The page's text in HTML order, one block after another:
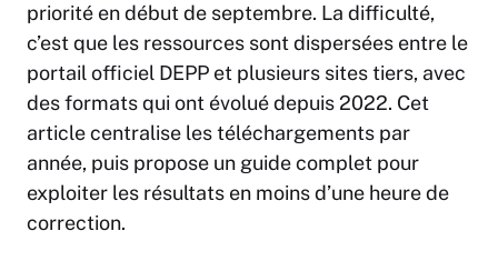
priorité en début de septembre. La difficulté,
c’est que les ressources sont dispersées entre le
portail officiel DEPP et plusieurs sites tiers, avec
des formats qui ont évolué depuis 2022. Cet
article centralise les téléchargements par
année, puis propose un guide complet pour
exploiter les résultats en moins d’une heure de
correction.